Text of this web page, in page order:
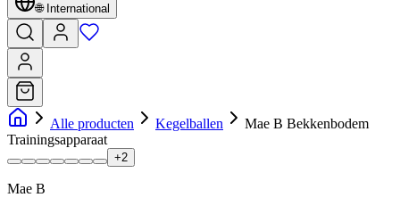
🌐 International
Alle producten Kegelballen
Mae B Bekkenbodem
Trainingsapparaat
+2
Mae B